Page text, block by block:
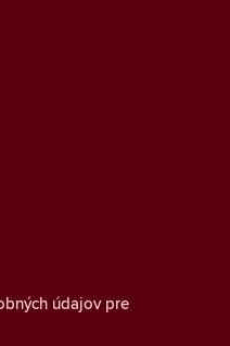
údajov pre